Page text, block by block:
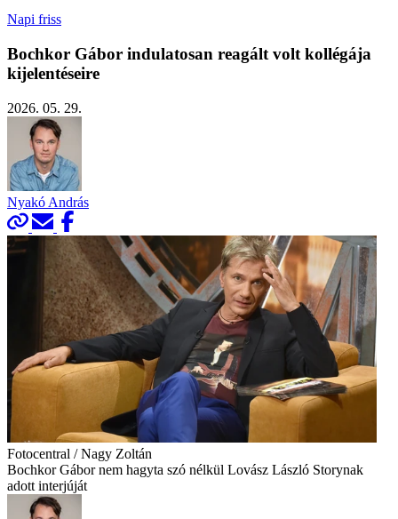
Napi friss
Bochkor Gábor indulatosan reagált volt kollégája
kijelentéseire
2026. 05. 29.
Nyakó András
Fotocentral / Nagy Zoltán
Bochkor Gábor nem hagyta szó nélkül Lovász László Storynak
adott interjúját